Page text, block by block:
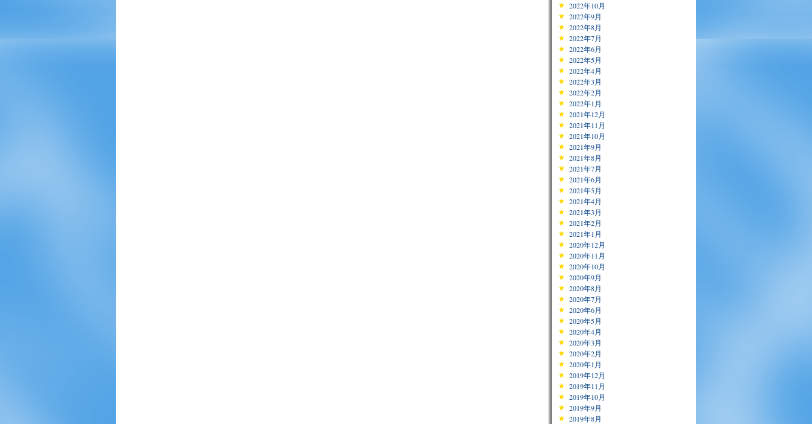
2022年10月
2022年9月
2022年8月
2022年7月
2022年6月
2022年5月
2022年4月
2022年3月
2022年2月
2022年1月
2021年12月
2021年11月
2021年10月
2021年9月
2021年8月
2021年7月
2021年6月
2021年5月
2021年4月
2021年3月
2021年2月
2021年1月
2020年12月
2020年11月
2020年10月
2020年9月
2020年8月
2020年7月
2020年6月
2020年5月
2020年4月
2020年3月
2020年2月
2020年1月
2019年12月
2019年11月
2019年10月
2019年9月
2019年8月